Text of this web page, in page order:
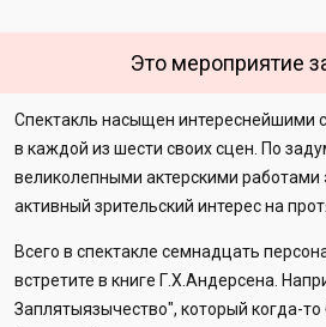
Это мероприятие
Спектакль насыщен интереснейшими
в каждой из шести своих сцен. По
великолепными актерскими работами
активный зрительский интерес на
Всего в спектакле семнадцать
встретите в книге Г.Х.Андерсена.
Заплятыязычество", который когда-